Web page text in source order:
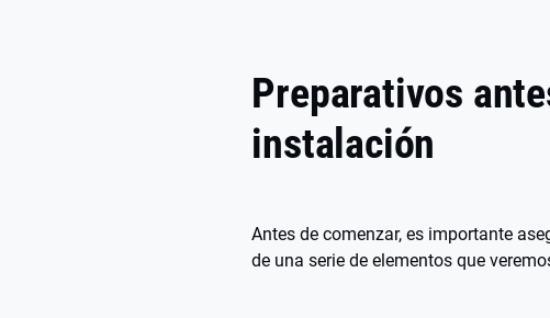
Preparativos
instalación
Antes de comenzar, es importante
de una serie de elementos que